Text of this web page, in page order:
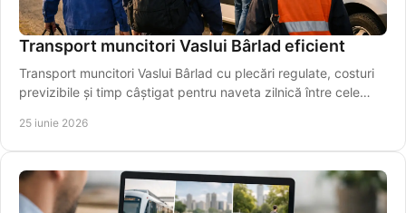
Transport muncitori Vaslui Bârlad eficient
Transport muncitori Vaslui Bârlad cu plecări regulate, costuri
previzibile și timp câștigat pentru naveta zilnică între cele
25 iunie 2026